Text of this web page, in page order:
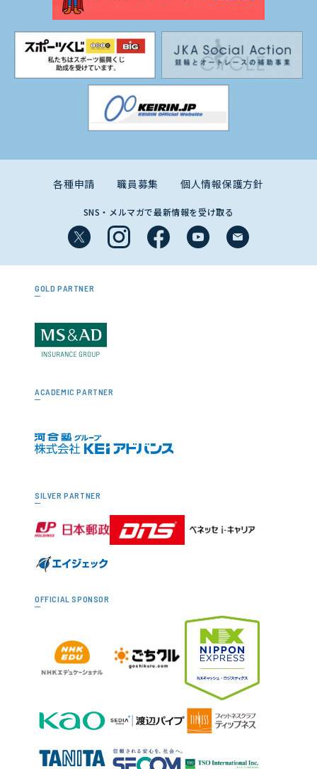
各種申請 職員募集 個人情報保護方針
SNS・メルマガで最新情報を受け取る
GOLD PARTNER
ACADEMIC PARTNER
SILVER PARTNER
OFFICIAL SPONSOR